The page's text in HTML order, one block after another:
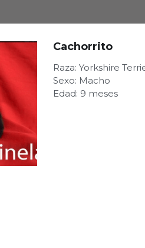
Cachorrito
Raza: Yorkshire
Sexo: Macho
Edad: 9 meses